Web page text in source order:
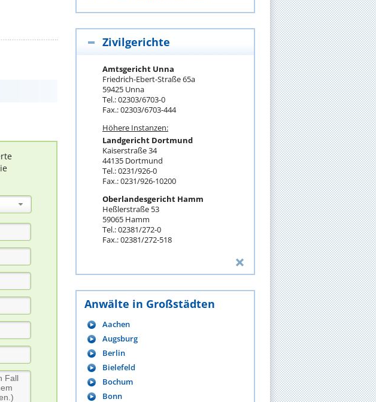
Zivilgerichte
Amtsgericht Unna
Friedrich-Ebert-Straße 65a
59425 Unna
Tel.: 02303/6703-0
Fax.: 02303/6703-444
Höhere Instanzen:
Landgericht Dortmund
Kaiserstraße 34
44135 Dortmund
Tel.: 0231/926-0
Fax.: 0231/926-10200
Oberlandesgericht Hamm
Heßlerstraße 53
59065 Hamm
Tel.: 02381/272-0
Fax.: 02381/272-518
Anwälte in Großstädten
Aachen
Augsburg
Berlin
Bielefeld
Bochum
Bonn